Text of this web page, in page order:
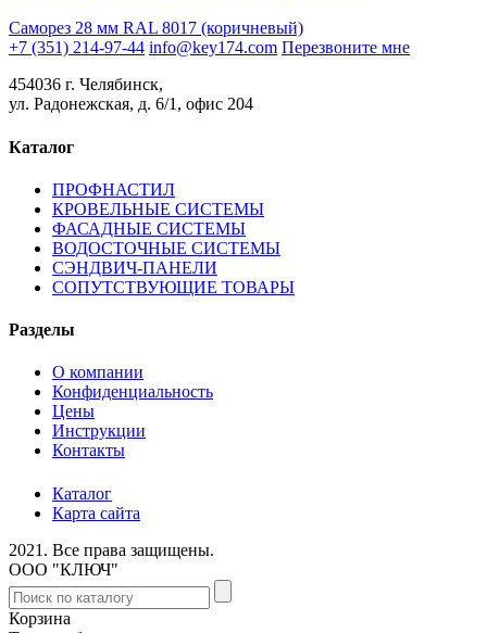
Саморез 28 мм RAL 8017 (коричневый)
+7 (351) 214-97-44 info@key174.com Перезвоните мне
454036 г. Челябинск,
ул. Радонежская, д. 6/1, офис 204
Каталог
ПРОФНАСТИЛ
КРОВЕЛЬНЫЕ СИСТЕМЫ
ФАСАДНЫЕ СИСТЕМЫ
ВОДОСТОЧНЫЕ СИСТЕМЫ
СЭНДВИЧ-ПАНЕЛИ
СОПУТСТВУЮЩИЕ ТОВАРЫ
Разделы
О компании
Конфиденциальность
Цены
Инструкции
Контакты
Каталог
Карта сайта
2021. Все права защищены.
ООО "КЛЮЧ"
Корзина